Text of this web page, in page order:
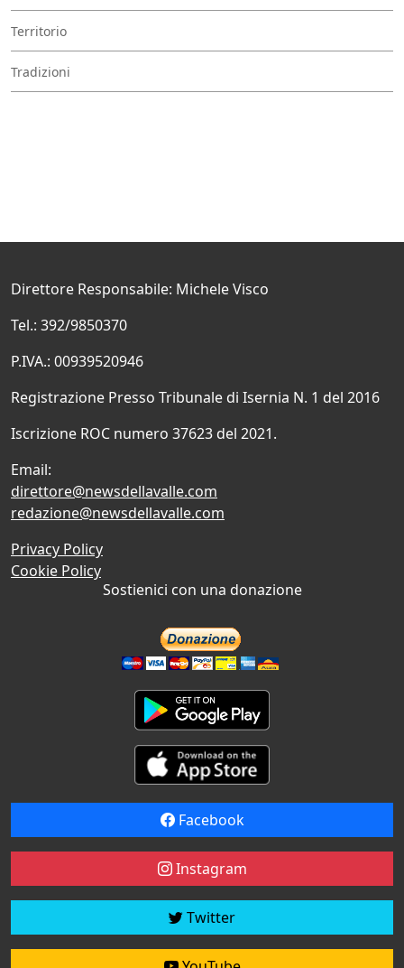
Territorio
Tradizioni
Direttore Responsabile: Michele Visco
Tel.: 392/9850370
P.IVA.: 00939520946
Registrazione Presso Tribunale di Isernia N. 1 del 2016
Iscrizione ROC numero 37623 del 2021.
Email:
direttore@newsdellavalle.com
redazione@newsdellavalle.com
Privacy Policy
Cookie Policy
Sostienici con una donazione
Facebook
Instagram
Twitter